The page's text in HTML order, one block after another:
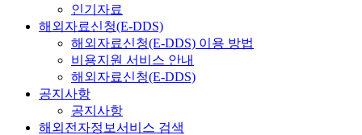
인기자료
해외자료신청(E-DDS)
해외자료신청(E-DDS) 이용 방법
비용지원 서비스 안내
해외자료신청(E-DDS)
공지사항
공지사항
해외전자정보서비스 검색